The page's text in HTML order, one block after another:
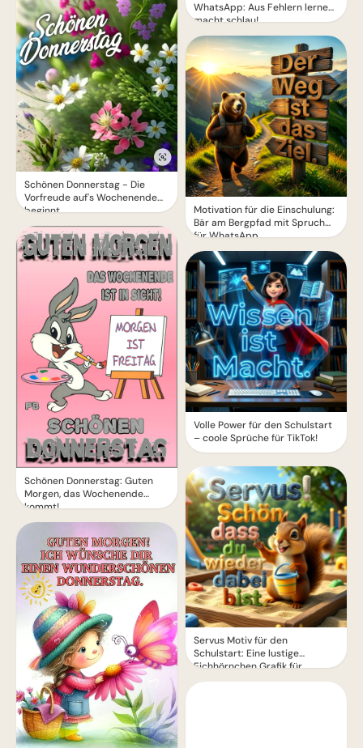
Schönen Donnerstag - Die
Vorfreude auf's Wochenende
beginnt
Schönen Donnerstag: Guten
Morgen, das Wochenende
kommt!
WhatsApp: Aus Fehlern lernen
macht schlau!
Motivation für die Einschulung:
Bär am Bergpfad mit Spruch
für WhatsApp
Volle Power für den Schulstart
– coole Sprüche für TikTok!
Servus Motiv für den
Schulstart: Eine lustige
Eichhörnchen Grafik für
WhatsApp